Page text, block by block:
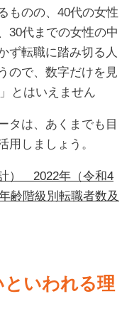
ものの、40代の女性
30代までの女性の中
ず転職に踏み切る人
ので、数字だけを見
とはいえません
タは、あくまでも目
用しましょう。
） 2022年（令和4
階級別転職者数及
いわれる理